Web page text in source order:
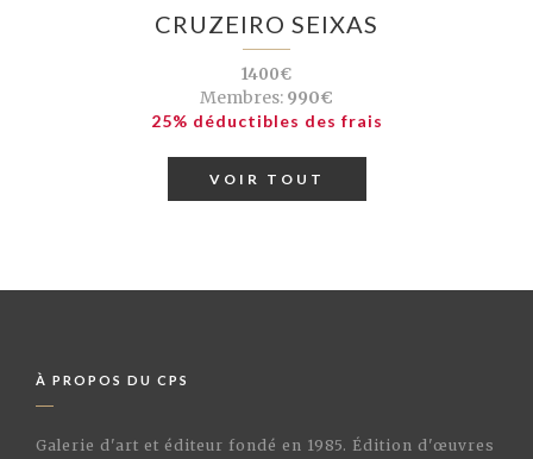
CRUZEIRO SEIXAS
1400€
Membres: 990€
25% déductibles des frais
VOIR TOUT
À PROPOS DU CPS
Galerie d'art et éditeur fondé en 1985. Édition d'œuvres